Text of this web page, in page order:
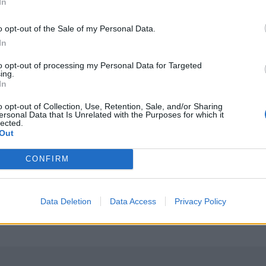
opt-out of the Sale of my Personal Data.
opt-out of processing my Personal Data for Targeted
opt-out of Collection, Use, Retention, Sale, and/or Sharing
Data that Is Unrelated with the Purposes for which it
CONFIRM
Data Deletion Data Access Privacy Policy
στα Αυγούστου – Όλες οι προϋποθέσεις
θα πληρωθούν τέλη στα Αυγούστου – Όλες οι
Θερινές εκπτώσεις: Χαμηλότερος ο τζίρος – Αυξημένες
Θερινές εκπτώσεις: Χαμηλότερος ο
Θερινές εκπτώσεις: Χαμηλότερος
ο τζίρος – Αυξημένες οι πιέσεις
έως τις 14 Αυγούστου
e-ΕΦΚΑ και τη ΔΥΠΑ έως τις 14 Αυγούστου
Διευρύνεται η εθνική πρωτοβουλία για τις τιμές στο
ΟΙΚΟΝΟΜΙΑ
Διευρύνεται η εθνική πρωτοβουλία
Διευρύνεται η εθνική
ράφι των σούπερ μάρκετ